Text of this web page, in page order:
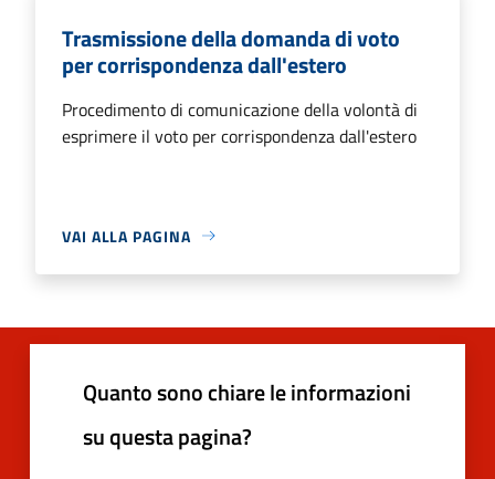
Trasmissione della domanda di voto
per corrispondenza dall'estero
Procedimento di comunicazione della volontà di
esprimere il voto per corrispondenza dall'estero
VAI ALLA PAGINA
Quanto sono chiare le informazioni
su questa pagina?